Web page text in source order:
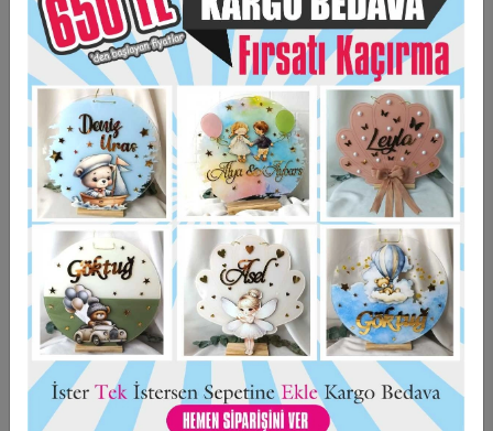
EDİLECEKTİR.
6*6 CM EBADINDIR
ARKASI MIKNATISLIDIR
KİŞİYE ÖZEL HAZIRLANMAKTADIR.
Taksit Seçenekleri
Garanti Ve Teslimat
Hızlı Gönderi Güvenli Alışveriş İade ve Değişim